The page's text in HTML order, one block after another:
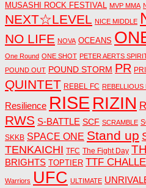
MUSASHI ROCK FESTIVAL MVP MMA
NEXT☆LEVEL NICE MIDDLE
NO LIFE NOVA OCEANS
One Round ONE SHOT PETER AERTS
POUND OUT POUND STORM PR
QUINTET REBEL FC REBELLIOUS
Resilience RISE RIZIN
RWS S-BATTLE SCF SCRAMBLE
SKKB SPACE ONE Stand up
TENKAICHI TFC The Fight Day
BRIGHTS TOPTIER TTF
Warriors UFC ULTIMATE